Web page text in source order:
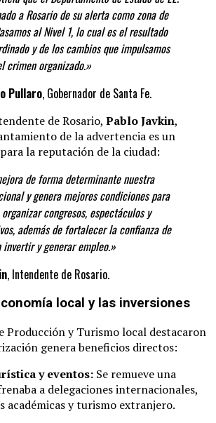
a Rosario de su alerta como zona de
al Nivel 1, lo cual es el resultado
y de los cambios que impulsamos
crimen organizado.»
Pullaro, Gobernador de Santa Fe.
de Rosario, Pablo Javkin,
de la advertencia es un
la reputación de la ciudad:
de forma determinantenuestra
y genera mejores condiciones para
congresos, espectáculos y
además de fortalecer la confianza de
invertir y generarempleo.»
, Intendente de Rosario.
local y las inversiones
Producción y Turismo local destacaron
genera beneficios directos:
y eventos: Se remueve una
a delegaciones internacionales,
académicas y turismo extranjero.